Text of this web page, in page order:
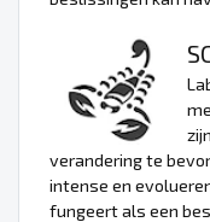
verandering te
intense en
fungeert als een